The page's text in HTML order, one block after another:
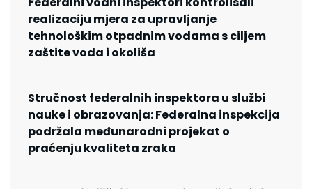
realizaciju mjera za upravljanje
tehnološkim otpadnim vodama s ciljem
zaštite voda i okoliša
Stručnost federalnih inspektora u službi
nauke i obrazovanja: Federalna inspekcija
podržala međunarodni projekat o
praćenju kvaliteta zraka